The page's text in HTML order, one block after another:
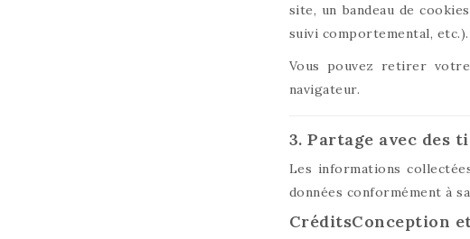
site, un bandeau de
suivi comportemental, etc.).
Vous pouvez retirer
navigateur.
3. Partage avec des
Les informations
données conformément à
CréditsConception